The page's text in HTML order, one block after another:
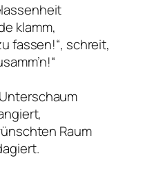
klamm,
fassen!“, schreit,
Raum